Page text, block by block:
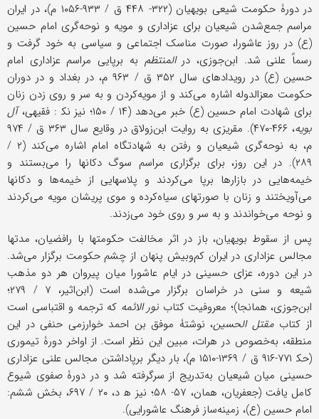
در دورۀ حکومت شیعی بویهیان (۳۲۲- ۴۴۸ ق / ۹۳۳-۱۰۵۶ م)، در ایران
مراسم جمع‌شدن شیعیان برای عزاداری و مویه و نوحه‌گری امام حسین
(ع) در روز عاشورا، صورت مناسک اجتماعی و سیاسی به خود گرفت و
رسماً علنی شد. ابن‌جوزی، درالمنتظم به برپایی مراسم عزاداری امام
حسین (ع) در رویدادهای سال ۳۵۲ ق / ۹۶۳ م، در بغداد و در دوران
حکومت معزالدوله اشاره می‌کند و از مویه‌کردن و به سر و روی زدن زنان
برای شهادت امام حسین (ع) خبر می‌دهد (۱۴ / ۱۵۰؛ نیز نک‍ : فقیهی،
آل
بویه
، ۴۶۶-۴۷۰). مقریزی به روایت ابن‌زولاق در وقایع سال ۳۶۳ ق / ۹۷۴
م، به نوحه‌گری شیعیان و رفتن به شهادتگاه امام اشاره می‌کند (۲ /
۲۸۹). در این روز، برای برگزاری مراسم سوگ دکانها را می‌بستند و
خیمه‌هایی در بازارها برپا می‌کردند و پلاسهایی از خیمه‌ها و دکانها
می‌آویختند و زنان با صورتهای سیاه‌کرده و موی پریشان مویه می‌کردند
و نوحه می‌خواندند و به سر و روی خود می‌زدند.
پس از سقوط بویهیان، باز در اثر مخالفت حکومتها با رافضیان، مدتها
مجالس عزاداری در ایران کم‌وبیش پنهان از چشم حکومت برگزار می‌شد.
در این دوره، عزای حسینی در ایام عاشورا میان پیروان هر دو مذهب
شیعه و سنی در خراسان برگزار می‌شده است (ابن‌اثیر، ۷ / ۲۷۹؛
ابن‌جوزی، همانجا)؛ معروفیت کتاب نور الائمه که ترجمه و اقتباسی است
از کتابمقتل الحسین، نوشتۀ موفق بن احمد خوارزمی حنفی در این
منطقه، به‌خصوص در هرات، مبین این نظر است. از اواخر دورۀ تیموری
(حک‍ ۷۷۱-۹۱۶ ق / ۱۳۶۹-۱۵۱۰ م)، بار دیگر برپاداشتن مجالس علنی عزاداری
حسینی میان شیعیان به‌تدریج از سرگرفته شد و در دورۀ صفوی شیوع
کامل یافت (جعفریان، همان، ۵۷- ۵۸؛ نیز ه‍ د، ۲۰ / ۶۹۷، بخش ششم:
امام حسین (ع)، زمینه‌ساز فرهنگ عاشورایی).